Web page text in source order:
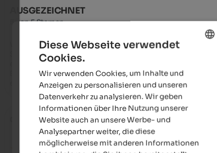
AUSGEZEICHNET
5 von 5 Sternen
Wunderschöner, ruhiger und friedlicher Ort, 15 Minuten von
Sterzing und zwei Minuten von der Ratschings-Seilbahn
entfernt....schönes und gut ausgestattetes Haus...Erika, die
Besitzerin, ist sehr nett und immer bereit zu helfen...sehr
empfehlenswert
- Juli 2025
GERMAN
Diese Webseite verwendet
Cookies.
Wir verwenden Cookies, um Inhalte und
Anzeigen zu personalisieren und unseren
Datenverkehr zu analysieren. Wir geben
Informationen über Ihre Nutzung unserer
Website auch an unsere Werbe- und
Analysepartner weiter, die diese
möglicherweise mit anderen Informationen